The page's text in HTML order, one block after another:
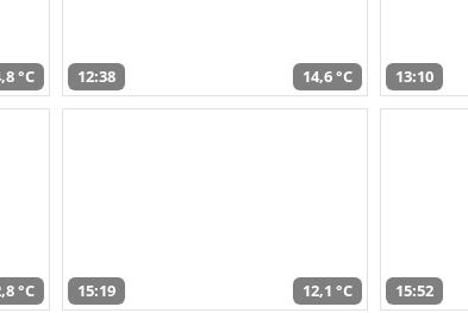
°C 12:38 14,6 °C 13:10
°C 15:19 12,1 °C 15:52